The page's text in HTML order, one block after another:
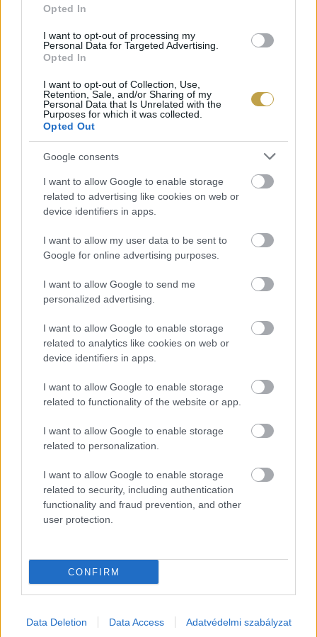
Opted In
I want to opt-out of processing my
Personal Data for Targeted Advertising.
Opted In
I want to opt-out of Collection, Use,
Retention, Sale, and/or Sharing of my
Personal Data that Is Unrelated with the
Purposes for which it was collected.
Opted Out
Google consents
I want to allow Google to enable storage
related to advertising like cookies on web or
device identifiers in apps.
I want to allow my user data to be sent to
Google for online advertising purposes.
I want to allow Google to send me
personalized advertising.
I want to allow Google to enable storage
related to analytics like cookies on web or
device identifiers in apps.
I want to allow Google to enable storage
related to functionality of the website or app.
I want to allow Google to enable storage
related to personalization.
I want to allow Google to enable storage
related to security, including authentication
functionality and fraud prevention, and other
user protection.
CONFIRM
Data Deletion Data Access Adatvédelmi szabályzat
bútorok, akár dekorációk terén gazdag kínálatot
nyújt, amiből megéri szemezgetni a
lakásfelújításhoz.
Címlapfotó: Helin / Shutterstock.com
Kortyok